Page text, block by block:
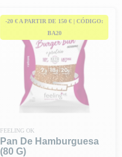
-20 € A PARTIR DE 150 € | CÓDIGO:
BA20
FEELING OK
Pan De Hamburguesa
(80 G)